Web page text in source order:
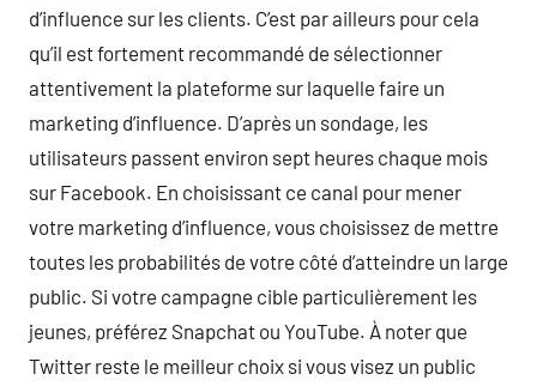
d’influence sur les clients. C’est par ailleurs pour cela
qu’il est fortement recommandé de sélectionner
attentivement la plateforme sur laquelle faire un
marketing d’influence. D’après un sondage, les
utilisateurs passent environ sept heures chaque mois
sur Facebook. En choisissant ce canal pour mener
votre marketing d’influence, vous choisissez de mettre
toutes les probabilités de votre côté d’atteindre un large
public. Si votre campagne cible particulièrement les
jeunes, préférez Snapchat ou YouTube. À noter que
Twitter reste le meilleur choix si vous visez un public